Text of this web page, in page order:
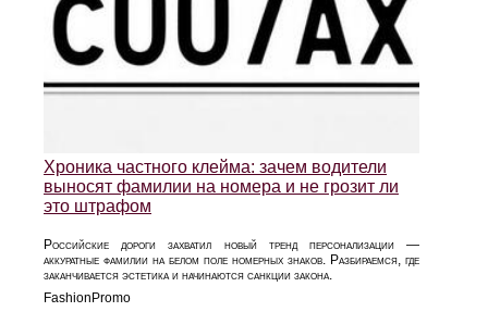
Хроника частного клейма: зачем водители
выносят фамилии на номера и не грозит ли
это штрафом
Российские дороги захватил новый тренд персонализации —
аккуратные фамилии на белом поле номерных знаков. Разбираемся, где
заканчивается эстетика и начинаются санкции закона.
FashionPromo